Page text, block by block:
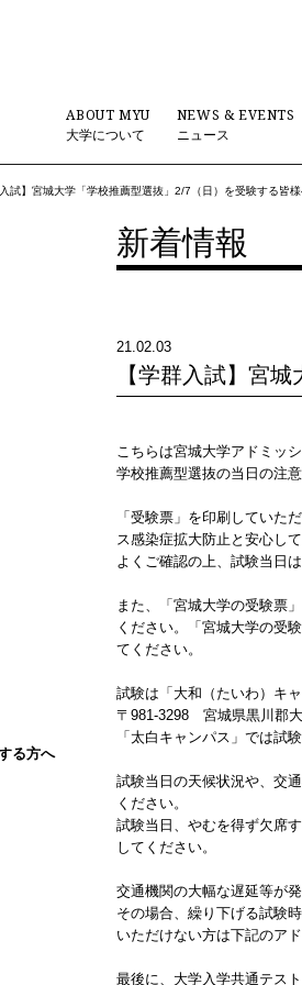
ABOUT MYU
大学について
NEWS & EVENTS
ニュース
入試】宮城大学「学校推薦型選抜」2/7（日）を受験する皆
新着情報
21.02.03
【学群入試】宮
こちらは宮城大学アドミッ
学校推薦型選抜の当日の注
「受験票」を印刷していた
ス感染症拡大防止と安心し
よくご確認の上、試験当日
また、「宮城大学の受験票
ください。「宮城大学の受
てください。
試験は「大和（たいわ）キ
〒981-3298 宮城県黒川郡
「太白キャンパス」では試
試験当日の天候状況や、交
ください。
試験当日、やむを得ず欠席
してください。
交通機関の大幅な遅延等が
その場合、繰り下げる試験
いただけない方は下記のア
最後に、大学入学共通テス
る方へ